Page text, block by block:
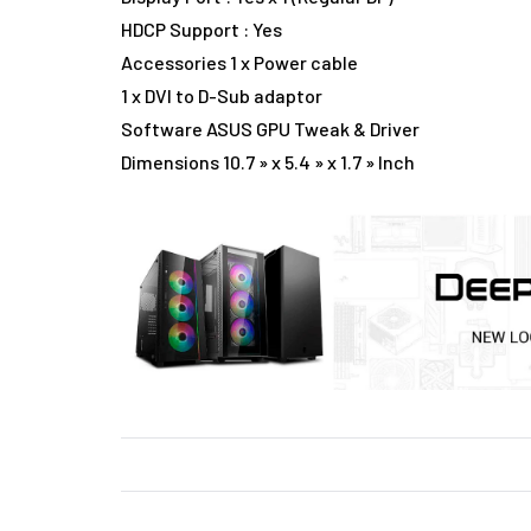
HDCP Support : Yes
Accessories 1 x Power cable
1 x DVI to D-Sub adaptor
Software ASUS GPU Tweak & Driver
Dimensions 10.7 » x 5.4 » x 1.7 » Inch